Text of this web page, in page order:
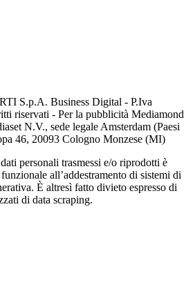
RTI S.p.A. Business Digital - P.Iva
riservati - Per la pubblicità Mediamond
N.V., sede legale Amsterdam (Paesi
46, 20093 Cologno Monzese (MI)
personali trasmessi e/o riprodotti è
all’addestramento di sistemi di
È altresì fatto divieto espresso di
di data scraping.